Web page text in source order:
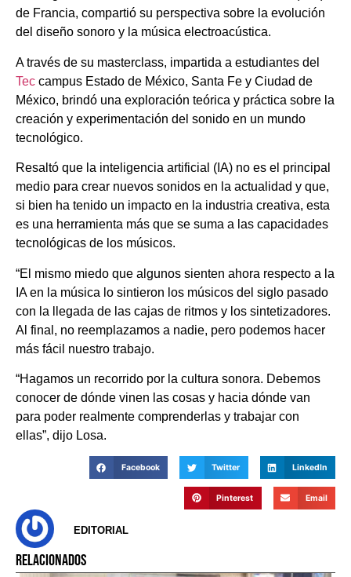
de Francia, compartió su perspectiva sobre la evolución
del diseño sonoro y la música electroacústica.
A través de su masterclass, impartida a estudiantes del
Tec campus Estado de México, Santa Fe y Ciudad de
México, brindó una exploración teórica y práctica sobre la
creación y experimentación del sonido en un mundo
tecnológico.
Resaltó que la inteligencia artificial (IA) no es el principal
medio para crear nuevos sonidos en la actualidad y que,
si bien ha tenido un impacto en la industria creativa, esta
es una herramienta más que se suma a las capacidades
tecnológicas de los músicos.
“El mismo miedo que algunos sienten ahora respecto a la
IA en la música lo sintieron los músicos del siglo pasado
con la llegada de las cajas de ritmos y los sintetizadores.
Al final, no reemplazamos a nadie, pero podemos hacer
más fácil nuestro trabajo.
“Hagamos un recorrido por la cultura sonora. Debemos
conocer de dónde vinen las cosas y hacia dónde van
para poder realmente comprenderlas y trabajar con
ellas”, dijo Losa.
Facebook Twitter LinkedIn
Pinterest Email
EDITORIAL
RELACIONADOS